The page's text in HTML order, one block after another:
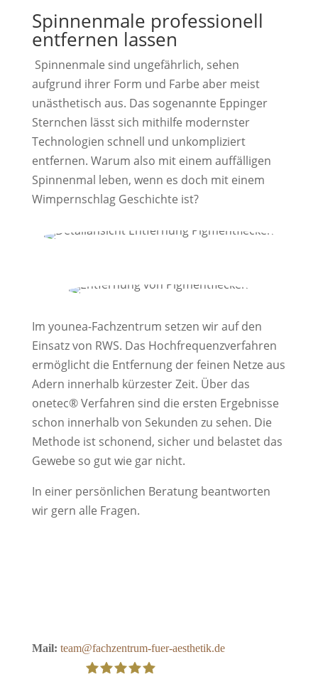
Spinnenmale professionell
entfernen lassen
Spinnenmale sind ungefährlich, sehen
aufgrund ihrer Form und Farbe aber meist
unästhetisch aus. Das sogenannte Eppinger
Sternchen lässt sich mithilfe modernster
Technologien schnell und unkompliziert
entfernen. Warum also mit einem auffälligen
Spinnenmal leben, wenn es doch mit einem
Wimpernschlag Geschichte ist?
Im younea-Fachzentrum setzen wir auf den
Einsatz von RWS. Das Hochfrequenzverfahren
ermöglicht die Entfernung der feinen Netze aus
Adern innerhalb kürzester Zeit. Über das
onetec® Verfahren sind die ersten Ergebnisse
schon innerhalb von Sekunden zu sehen. Die
Methode ist schonend, sicher und belastet das
Gewebe so gut wie gar nicht.
In einer persönlichen Beratung beantworten
wir gern alle Fragen.
Mail: team@fachzentrum-fuer-aesthetik.de